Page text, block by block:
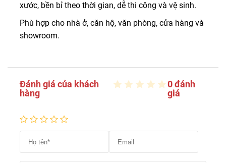
xước, bền bỉ theo thời gian, dễ thi công và vệ sinh.
Phù hợp cho nhà ở, căn hộ, văn phòng, cửa hàng và
showroom.
Đánh giá của khách
hàng
0 đánh
giá